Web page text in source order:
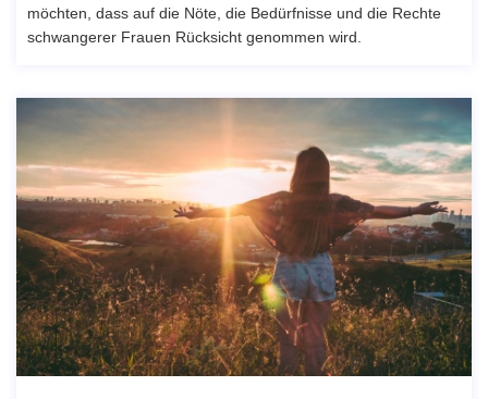
möchten, dass auf die Nöte, die Bedürfnisse und die Rechte
schwangerer Frauen Rücksicht genommen wird.